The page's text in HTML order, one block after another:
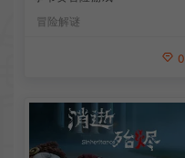
冒险解谜
0